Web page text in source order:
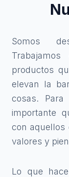
Somos
productos
elevan la
cosas.
importante
con aquellos
valores y
Lo que